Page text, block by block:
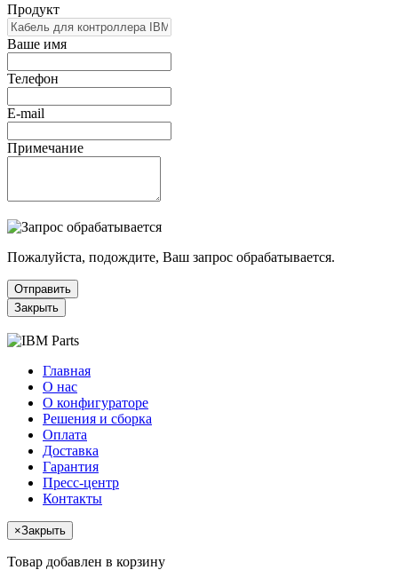
Продукт
Ваше имя
Телефон
E-mail
Примечание
Пожалуйста, подождите, Ваш запрос обрабатывается.
Отправить
Закрыть
Главная
О нас
О конфигураторе
Решения и сборка
Оплата
Доставка
Гарантия
Пресс-центр
Контакты
×Закрыть
Товар добавлен в корзину